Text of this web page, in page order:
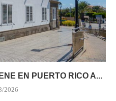
EN PUERTO RICO A...
2026